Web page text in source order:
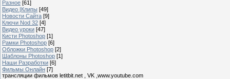
Разное [61]
Видео |Клипы [49]
Новости Сайта [9]
Ключи Nod 32 [4]
Видео уроки [47]
Кисти Photoshop [1]
Рамки Photoshop [6]
Обложки Photoshop [2]
Шаблоны Photoshop [1]
Наши Разработки [6]
Фильмы Онлайн [7]
трансляции фильмов letitbit.net , VK ,www.youtube.com